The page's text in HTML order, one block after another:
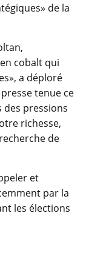
de la
cobalt qui
a déploré
tenue ce
des pressions
richesse,
de
et
par la
les élections